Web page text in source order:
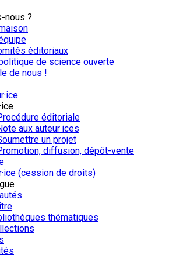
nous ?
éditoriaux
de science ouverte
de nous !
éditoriale
aux auteur·ices
un projet
diffusion, dépôt-vente
(cession de droits)
thématiques